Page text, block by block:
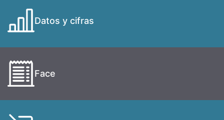
Datos y cifras
Face